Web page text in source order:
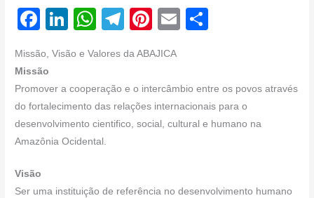
F
c
e
b
o
o
k
Li
k
e
dI
n
W
at
s
A
p
p
T
e
gr
a
m
Pi
er
e
st
E
e
Missão, Visão e Valores da ABAJICA
Missão
Promover a cooperação e o intercâmbio entre os povos através
do fortalecimento das relações internacionais para o
desenvolvimento cientifico, social, cultural e humano na
Amazônia Ocidental.
Visão
Ser uma instituição de referência no desenvolvimento humano